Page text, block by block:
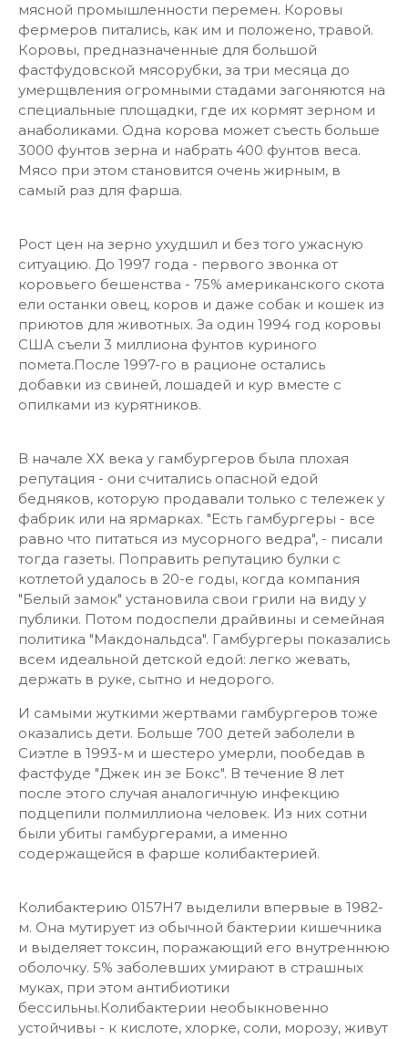
мясной промышленности перемен. Коровы
фермеров питались, как им и положено, травой.
Коровы, предназначенные для большой
фастфудовской мясорубки, за три месяца до
умерщвления огромными стадами загоняются на
специальные площадки, где их кормят зерном и
анаболиками. Одна корова может съесть больше
3000 фунтов зерна и набрать 400 фунтов веса.
Мясо при этом становится очень жирным, в
самый раз для фарша.
Рост цен на зерно ухудшил и без того ужасную
ситуацию. До 1997 года - первого звонка от
коровьего бешенства - 75% американского скота
ели останки овец, коров и даже собак и кошек из
приютов для животных. За один 1994 год коровы
США съели 3 миллиона фунтов куриного
помета.После 1997-го в рационе остались
добавки из свиней, лошадей и кур вместе с
опилками из курятников.
В начале ХХ века у гамбургеров была плохая
репутация - они считались опасной едой
бедняков, которую продавали только с тележек у
фабрик или на ярмарках. "Есть гамбургеры - все
равно что питаться из мусорного ведра", - писали
тогда газеты. Поправить репутацию булки с
котлетой удалось в 20-е годы, когда компания
"Белый замок" установила свои грили на виду у
публики. Потом подоспели драйвины и семейная
политика "Макдональдса". Гамбургеры показались
всем идеальной детской едой: легко жевать,
держать в руке, сытно и недорого.
И самыми жуткими жертвами гамбургеров тоже
оказались дети. Больше 700 детей заболели в
Сиэтле в 1993-м и шестеро умерли, пообедав в
фастфуде "Джек ин зе Бокс". В течение 8 лет
после этого случая аналогичную инфекцию
подцепили полмиллиона человек. Из них сотни
были убиты гамбургерами, а именно
содержащейся в фарше колибактерией.
Колибактерию 0157H7 выделили впервые в 1982-
м. Она мутирует из обычной бактерии кишечника
и выделяет токсин, поражающий его внутреннюю
оболочку. 5% заболевших умирают в страшных
муках, при этом антибиотики
бессильны.Колибактерии необыкновенно
устойчивы - к кислоте, хлорке, соли, морозу, живут